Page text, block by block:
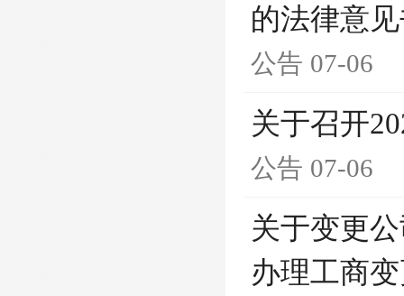
的法律意
公告 07-06
关于召开
公告 07-06
关于变更
办理工商